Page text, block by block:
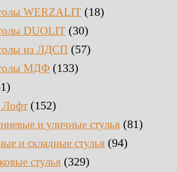
WERZALIT (18)
DUOLIT (30)
из ЛДСП (57)
МДФ (133)
Лофт (152)
и уличные стулья (81)
и складные стулья (94)
стулья (329)